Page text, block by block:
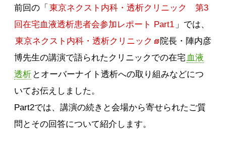
前回の「 東京ネクスト内科・透析クリニック 第3
回在宅血液透析患者会参加レポート Part1 」では、
東京ネクスト内科・透析クリニック
院長・陣内彦
博先生の講演で語られたクリニックでの在宅 血液
透析 とオーバーナイト透析への取り組みなどにつ
いてお伝えしました。
Part2では、講演の続きと会場から寄せられたご質
問とその回答について紹介します。